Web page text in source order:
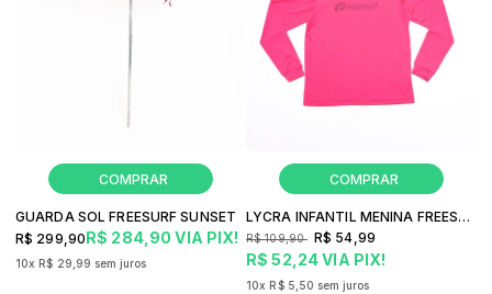
GUARDA SOL FREESURF SUNSET
R$ 284,90 VIA PIX!
R$ 299,90
10x R$ 29,99 sem juros
LYCRA INFANTIL MENINA FREESURF BEACH
R$ 52,24VIA PIX!
R$ 109,90 R$ 54,99
10x R$ 5,50 sem juros